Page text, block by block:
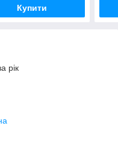
Купити
рік